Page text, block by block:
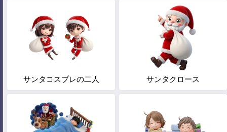
サンタコスプレの二人 サンタクロース